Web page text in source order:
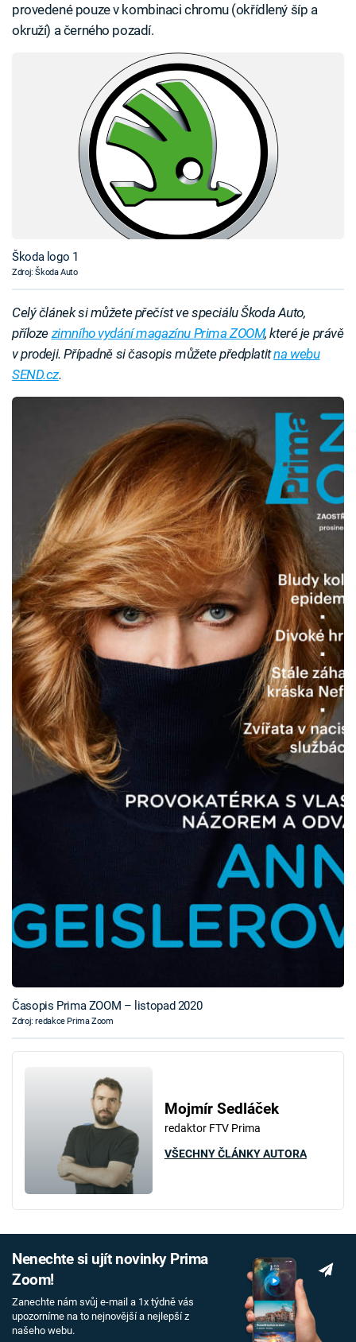
provedené pouze v kombinaci chromu (okřídlený šíp a
okruží) a černého pozadí.
Škoda logo 1
Zdroj: Škoda Auto
Celý článek si můžete přečíst ve speciálu Škoda Auto,
příloze zimního vydání magazínu Prima ZOOM, které je právě
v prodeji. Případně si časopis můžete předplatitna webu
SEND.cz.
Časopis Prima ZOOM – listopad 2020
Zdroj: redakce Prima Zoom
Mojmír Sedláček
redaktor FTV Prima
VŠECHNY ČLÁNKY AUTORA
Nenechte si ujít novinky Prima
Zoom!
Zanechte nám svůj e-mail a 1x týdně vás
upozorníme na to nejnovější a nejlepší z
našeho webu.